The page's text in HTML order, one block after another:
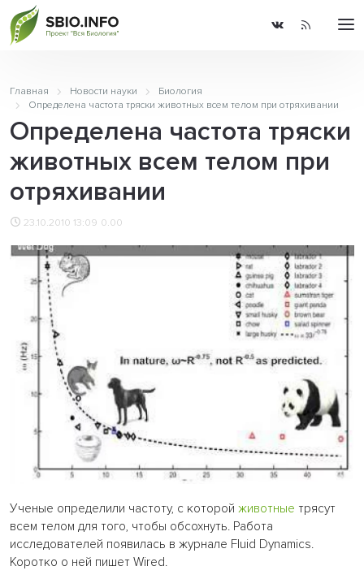
Главная Новости науки
Биология
Определена частота тряски животных всем телом при отряхивании
Определена частота тряски
животных всем телом при
отряхивании
23.10.2010 13:09 0.00
Ученые определили частоту, с которой животные трясут
всем телом для того, чтобы обсохнуть. Работа
исследователей появилась в журнале Fluid Dynamics.
Коротко о ней пишет Wired.